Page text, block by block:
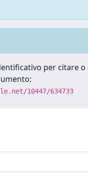
per citare o
10447/634733